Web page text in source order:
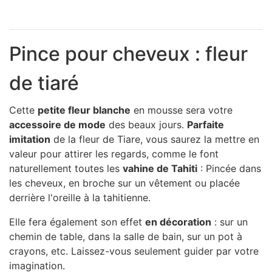
Pince pour cheveux : fleur
de tiaré
Cette petite fleur blanche en mousse sera votre
accessoire de mode des beaux jours. Parfaite
imitation de la fleur de Tiare, vous saurez la mettre en
valeur pour attirer les regards, comme le font
naturellement toutes les vahine de Tahiti : Pincée dans
les cheveux, en broche sur un vêtement ou placée
derrière l'oreille à la tahitienne.
Elle fera également son effet en décoration : sur un
chemin de table, dans la salle de bain, sur un pot à
crayons, etc. Laissez-vous seulement guider par votre
imagination.